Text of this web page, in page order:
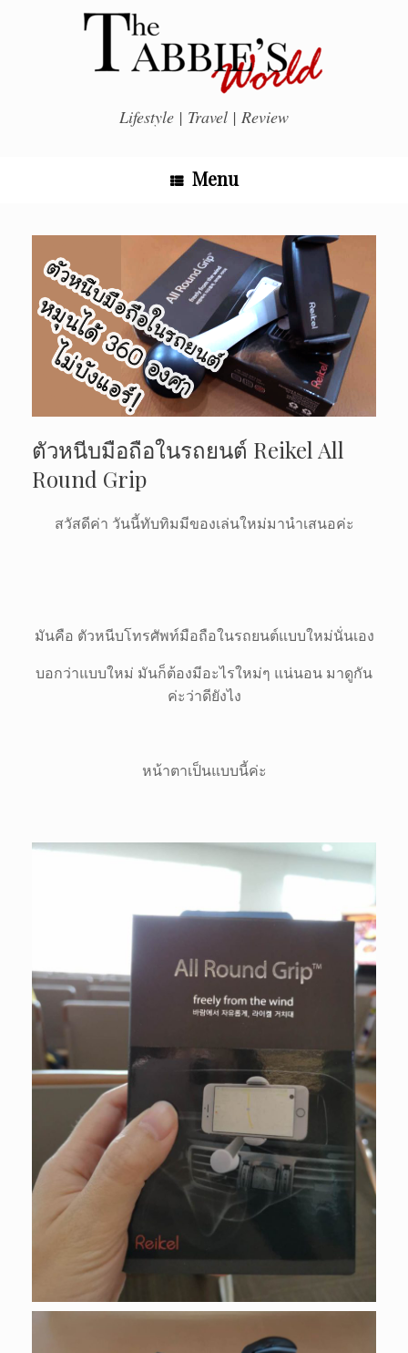
Lifestyle | Travel | Review
Menu
ตัวหนีบมือถือในรถยนต์ Reikel All
Round Grip
สวัสดีค่า วันนี้ทับทิมมีของเล่นใหม่มานำเสนอค่ะ
มันคือ ตัวหนีบโทรศัพท์มือถือในรถยนต์แบบใหม่นั่นเอง
บอกว่าแบบใหม่ มันก็ต้องมีอะไรใหม่ๆ แน่นอน มาดูกัน
ค่ะว่าดียังไง
หน้าตาเป็นแบบนี้ค่ะ